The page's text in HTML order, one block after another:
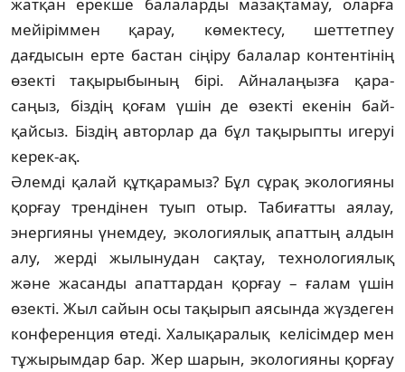
мейіріммен қарау, көмектесу, шеттетпеу
дағдысын ерте бастан сіңіру балалар контентінің
өзекті та­қырыбының бірі. Айналаңызға қара­
саңыз, біздің қоғам үшін де өзекті екенін бай­
қайсыз. Біздің авторлар да бұл тақы­рып­ты игеруі
керек-ақ.
Әлемді қалай құтқарамыз? Бұл сұрақ экологияны
қорғау трендінен туып отыр. Табиғатты аялау,
энергияны үнемдеу, экологиялық апаттың алдын
алу, жерді жы­лынудан сақтау, технологиялық
және жа­санды апаттардан қорғау – ғалам үшін
өзек­ті. Жыл сайын осы тақырып аясында жүз­деген
конференция өтеді. Халықаралық ке­лісімдер мен
тұжырымдар бар. Жер ша­рын, экологияны қорғау